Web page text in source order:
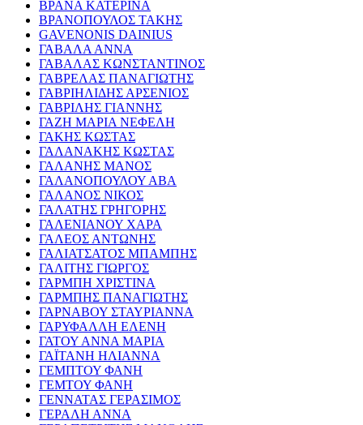
ΒΡΑΝΑ ΚΑΤΕΡΙΝΑ
ΒΡΑΝΟΠΟΥΛΟΣ ΤΑΚΗΣ
GAVENONIS DAINIUS
ΓΑΒΑΛΑ ΑΝΝΑ
ΓΑΒΑΛΑΣ ΚΩΝΣΤΑΝΤΙΝΟΣ
ΓΑΒΡΕΛΑΣ ΠΑΝΑΓΙΩΤΗΣ
ΓΑΒΡΙΗΛΙΔΗΣ ΑΡΣΕΝΙΟΣ
ΓΑΒΡΙΛΗΣ ΓΙΑΝΝΗΣ
ΓΑΖΗ ΜΑΡΙΑ ΝΕΦΕΛΗ
ΓΑΚΗΣ ΚΩΣΤΑΣ
ΓΑΛΑΝΑΚΗΣ ΚΩΣΤΑΣ
ΓΑΛΑΝΗΣ ΜΑΝΟΣ
ΓΑΛΑΝΟΠΟΥΛΟΥ ΑΒΑ
ΓΑΛΑΝΟΣ ΝΙΚΟΣ
ΓΑΛΑΤΗΣ ΓΡΗΓΟΡΗΣ
ΓΑΛΕΝΙΑΝΟΥ ΧΑΡΑ
ΓΑΛΕΟΣ ΑΝΤΩΝΗΣ
ΓΑΛΙΑΤΣΑΤΟΣ ΜΠΑΜΠΗΣ
ΓΑΛΙΤΗΣ ΓΙΩΡΓΟΣ
ΓΑΡΜΠΗ ΧΡΙΣΤΙΝΑ
ΓΑΡΜΠΗΣ ΠΑΝΑΓΙΩΤΗΣ
ΓΑΡΝΑΒΟΥ ΣΤΑΥΡΙΑΝΝΑ
ΓΑΡΥΦΑΛΛΗ ΕΛΕΝΗ
ΓΑΤΟΥ ΑΝΝΑ ΜΑΡΙΑ
ΓΑΪΤΑΝΗ ΗΛΙΑΝΝΑ
ΓΕΜΠΤΟΥ ΦΑΝΗ
ΓΕΜΤΟΥ ΦΑΝΗ
ΓΕΝΝΑΤΑΣ ΓΕΡΑΣΙΜΟΣ
ΓΕΡΑΛΗ ΑΝΝΑ